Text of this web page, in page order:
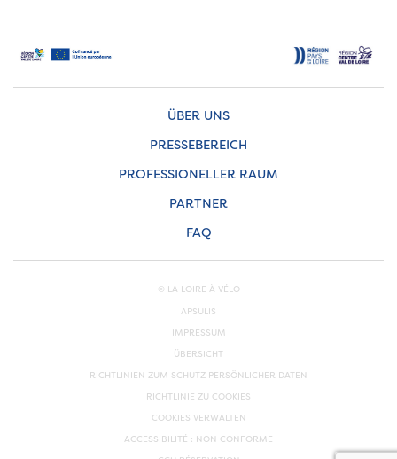
ÜBER UNS
PRESSEBEREICH
PROFESSIONELLER RAUM
PARTNER
FAQ
© LA LOIRE À VÉLO
APSULIS
IMPRESSUM
ÜBERSICHT
RICHTLINIEN ZUM SCHUTZ PERSÖNLICHER DATEN
RICHTLINIE ZU COOKIES
COOKIES VERWALTEN
ACCESSIBILITÉ : NON CONFORME